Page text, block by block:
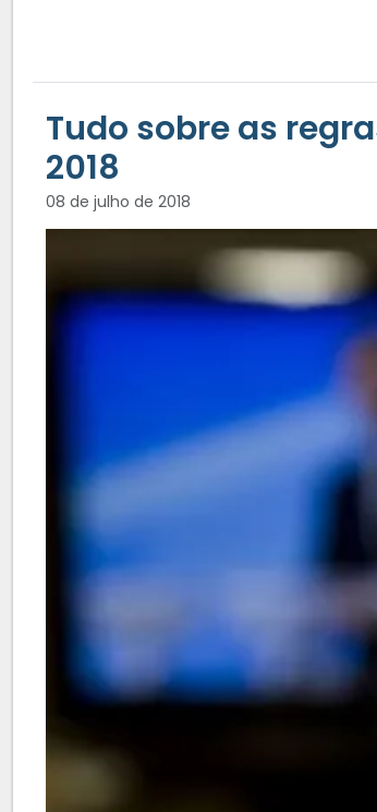
Tudo sobre as
2018
08 de julho de 2018